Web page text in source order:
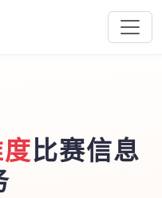
比赛信息